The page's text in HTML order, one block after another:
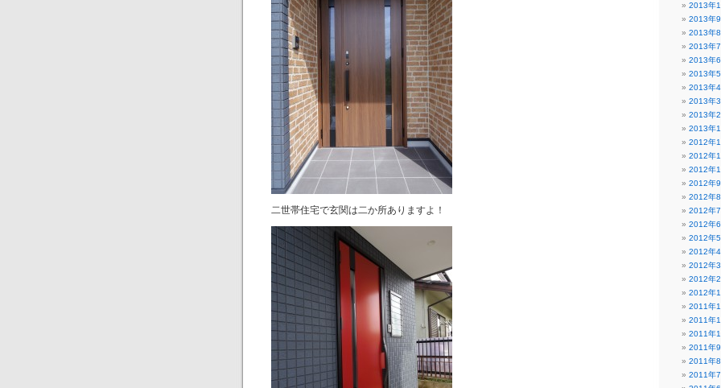
二世帯住宅で玄関は二か所ありますよ！
2013年
2013年9
2013年8
2013年7
2013年6
2013年5
2013年4
2013年3
2013年2
2013年1
2012年
2012年
2012年
2012年9
2012年8
2012年7
2012年6
2012年5
2012年4
2012年3
2012年2
2012年1
2011年
2011年
2011年
2011年9
2011年8
2011年7